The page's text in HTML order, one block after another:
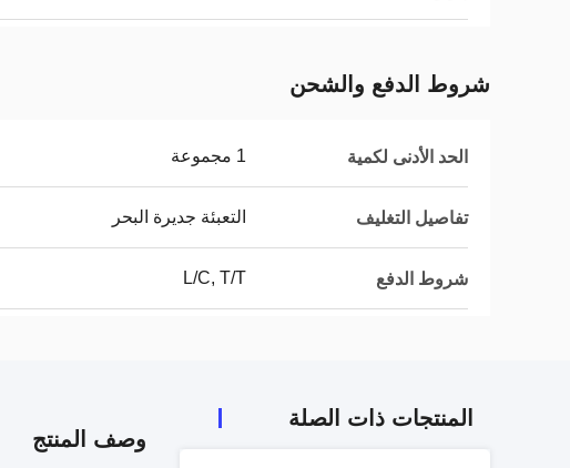
شروط الدفع والشحن
الحد الأدنى لكمية 1 مجموعة
تفاصيل التغليف التعبئة جديرة البحر
شروط الدفع L/C, T/T
المنتجات ذات الصلة
وصف المنتج